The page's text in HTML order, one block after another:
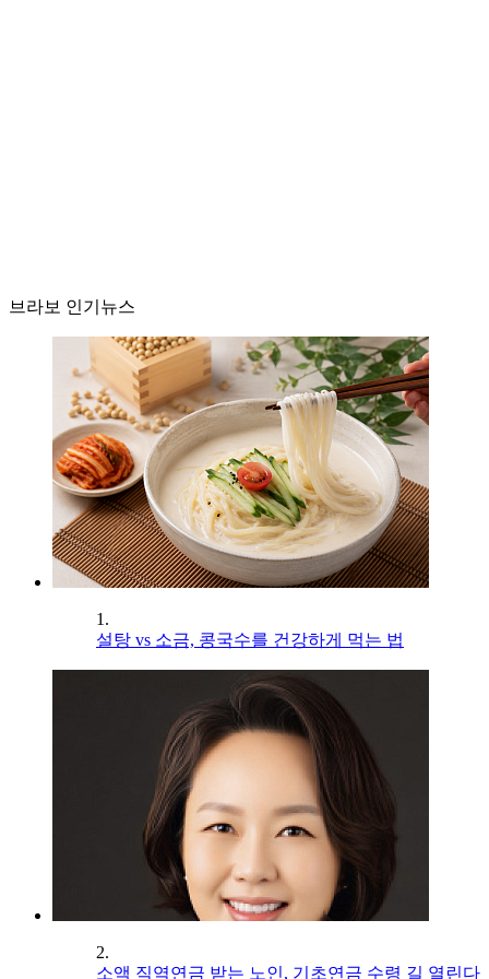
브라보 인기뉴스
1.
설탕 vs 소금, 콩국수를 건강하게 먹는 법
2.
소액 직역연금 받는 노인, 기초연금 수령 길 열린다